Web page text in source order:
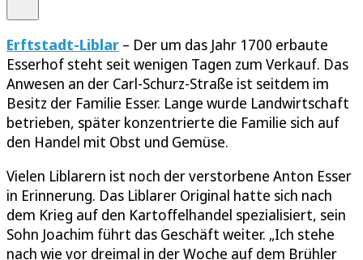
Erftstadt-Liblar – Der um das Jahr 1700 erbaute
Esserhof steht seit wenigen Tagen zum Verkauf. Das
Anwesen an der Carl-Schurz-Straße ist seitdem im
Besitz der Familie Esser. Lange wurde Landwirtschaft
betrieben, später konzentrierte die Familie sich auf
den Handel mit Obst und Gemüse.
Vielen Liblarern ist noch der verstorbene Anton Esser
in Erinnerung. Das Liblarer Original hatte sich nach
dem Krieg auf den Kartoffelhandel spezialisiert, sein
Sohn Joachim führt das Geschäft weiter. „Ich stehe
nach wie vor dreimal in der Woche auf dem Brühler